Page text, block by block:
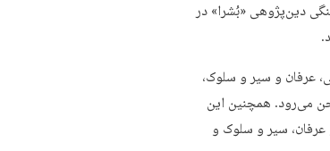
دین‌پژوهی «بُشرا» در
عرفان و سیر و سلوک،
می‌رود. همچنین این
سیر و سلوک و